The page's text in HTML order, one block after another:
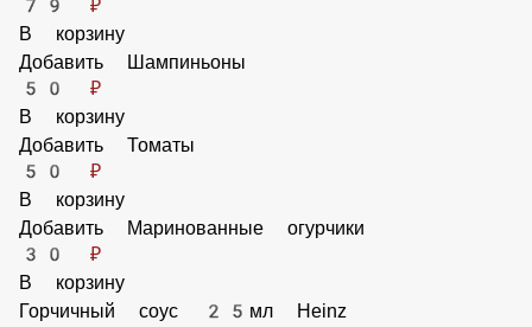
Двойной сыр Чеддер
79 ₽
В корзину
Добавить Шампиньоны
50 ₽
В корзину
Добавить Томаты
50 ₽
В корзину